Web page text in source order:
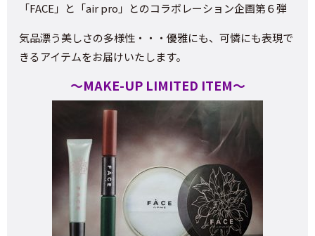
「FACE」と「air pro」とのコラボレーション企画第６弾
気品漂う美しさの多様性・・・優雅にも、可憐にも表現で
きるアイテムをお届けいたします。
～MAKE-UP LIMITED ITEM～